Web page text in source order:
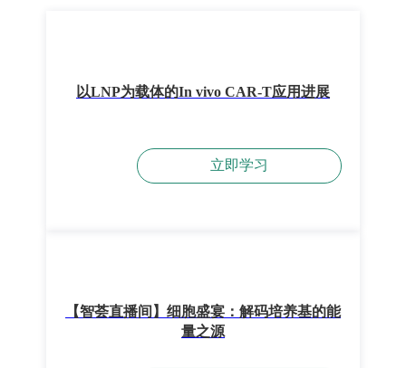
以LNP为载体的In vivo CAR-T应用进展
立即学习
【智荟直播间】细胞盛宴：解码培养基的能
量之源